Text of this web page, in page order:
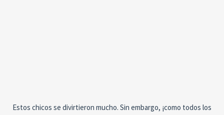
Estos chicos se divirtieron mucho. Sin embargo, ¡como todos los